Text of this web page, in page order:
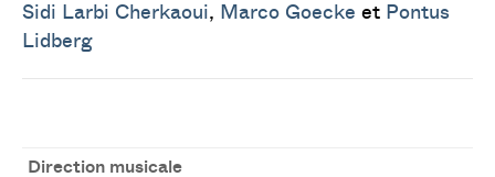
Sidi Larbi Cherkaoui, Marco Goecke et Pontus
Lidberg
Direction musicale